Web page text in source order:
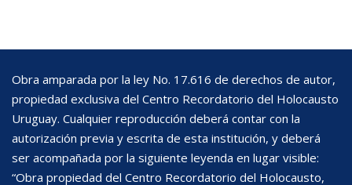
Obra amparada por la ley No. 17.616 de derechos de autor,
propiedad exclusiva del Centro Recordatorio del Holocausto
Uruguay. Cualquier reproducción deberá contar con la
autorización previa y escrita de esta institución, y deberá
ser acompañada por la siguiente leyenda en lugar visible:
“Obra propiedad del Centro Recordatorio del Holocausto,